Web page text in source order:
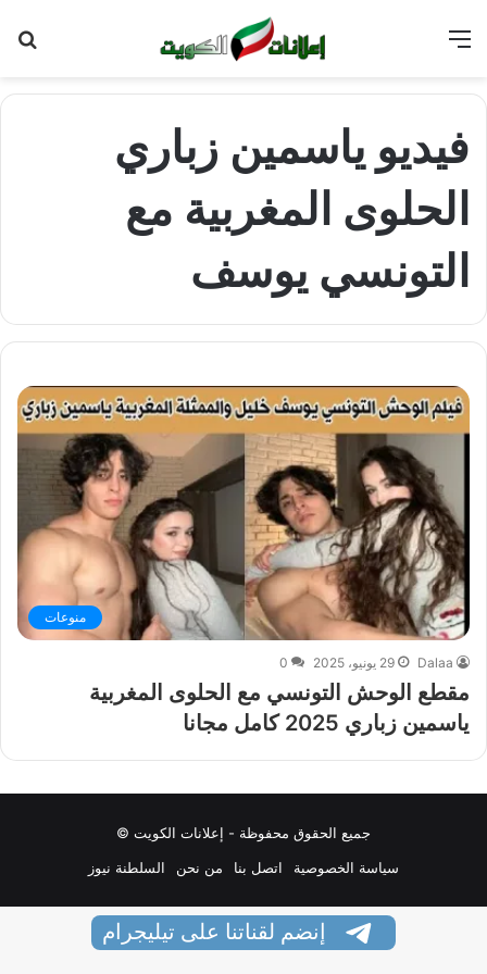
فيديو ياسمين زباري
الحلوى المغربية مع
التونسي يوسف
منوعات
Dalaa 29 يونيو، 2025 0
مقطع الوحش التونسي مع الحلوى المغربية
ياسمين زباري 2025 كامل مجانا
جميع الحقوق محفوظة - إعلانات الكويت ©
سياسة الخصوصية
اتصل بنا من نحن السلطنة نيوز
إنضم لقناتنا على تيليجرام